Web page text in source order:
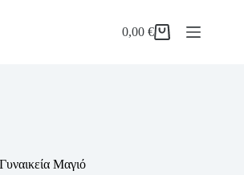
Καλάθι
0,00€
Γυναικεία Μαγιό